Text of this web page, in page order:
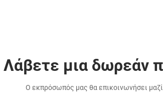
Λάβετε μια δωρεάν
Ο εκπρόσωπός μας θα επικοινωνήσει